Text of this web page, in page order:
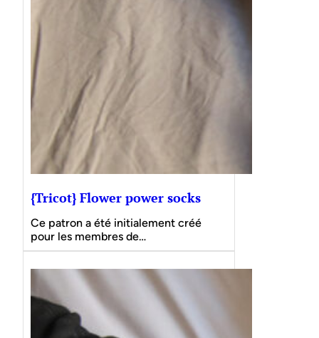
{Tricot} Flower power socks
Ce patron a été initialement créé
pour les membres de…